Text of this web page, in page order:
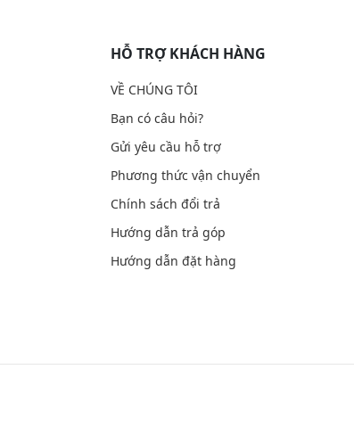
HỖ TRỢ KHÁCH HÀNG
VỀ CHÚNG TÔI
Bạn có câu hỏi?
Gửi yêu cầu hỗ trợ
Phương thức vận chuyển
Chính sách đổi trả
Hướng dẫn trả góp
Hướng dẫn đặt hàng